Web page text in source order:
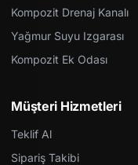
Kompozit Drenaj Kanalı
Yağmur Suyu Izgarası
Kompozit Ek Odası
Müşteri Hizmetleri
Teklif Al
Sipariş Takibi